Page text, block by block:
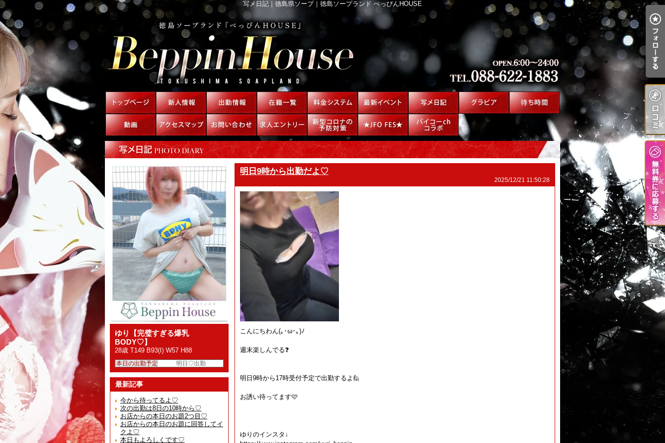
写メ日記｜徳島県ソープ｜徳島ソープランド べっぴんHOUSE
ゆり【完璧すぎる爆乳
BODY♡】
28歳 T149 B93(I) W57 H88
本日の出勤予定 明日♡出勤
最新記事
今から待ってるよ♡
次の出勤は8日の10時から♡
お店からの本日のお題2つ目♡
お店からの本日のお題に回答してイ
クよ♡
本日もよろしくです♡
明日9時から出勤だよ♡
2025/12/21 11:50:28
こんにちわん(⁠｡⁠･⁠ω⁠･⁠｡⁠)⁠ﾉ⁠
週末楽しんでる❓
明日9時から17時受付予定で出勤するよ🙋
お誘い待ってます🩷
ゆりのインスタ↓